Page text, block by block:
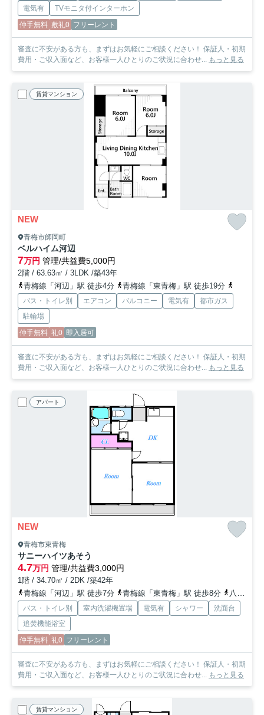
電気有
TVモニタ付インターホン
仲手無料 敷礼0 フリーレント
審査に不安がある方も、まずはお気軽にご相談ください！ 保証人・初期
費用・ご収入面など、お客様一人ひとりのご状況に合わせ... もっと見る
賃貸マンション
NEW
青梅市師岡町
ベルハイム河辺
7万円 管理/共益費5,000円
2階 / 63.63㎡ / 3LDK /築43年
青梅線「河辺」駅 徒歩4分
青梅線「東青梅」駅 徒歩19分
バス・トイレ別 エアコン バルコニー 電気有
都市ガス
駐輪場
仲手無料 礼0 即入居可
審査に不安がある方も、まずはお気軽にご相談ください！ 保証人・初期
費用・ご収入面など、お客様一人ひとりのご状況に合わせ...
もっと見る
アパート
NEW
青梅市東青梅
サニーハイツあそう
4.7万円 管理/共益費3,000円
1階 / 34.70㎡ / 2DK /築42年
青梅線「河辺」駅 徒歩7分
青梅線「東青梅」駅 徒歩8分 八高線「箱根ケ崎」駅 バス21分 都営バス「青梅消防署前」 停歩9分
バス・トイレ別 室内洗濯機置場 電気有 シャワー
洗面台
追焚機能浴室
仲手無料 礼0 フリーレント
審査に不安がある方も、まずはお気軽にご相談ください！ 保証人・初期
費用・ご収入面など、お客様一人ひとりのご状況に合わせ...
もっと見る
賃貸マンション